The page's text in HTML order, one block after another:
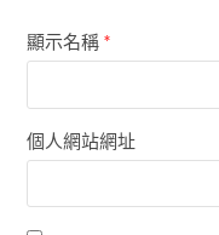
顯示名稱*
個人網站網址